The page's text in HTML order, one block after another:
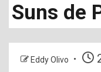
Suns de
Eddy Olivo